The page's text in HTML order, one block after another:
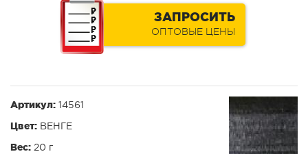
ЗАПРОСИТЬ
ОПТОВЫЕ ЦЕНЫ
Артикул: 14561
Цвет: ВЕНГЕ
Вес: 20 г